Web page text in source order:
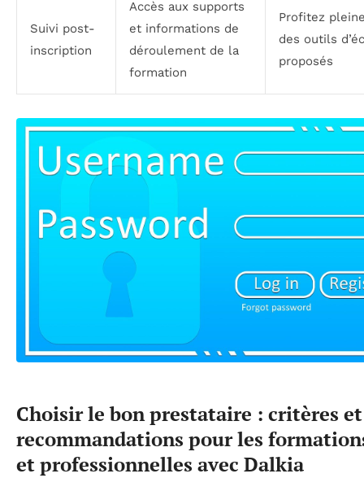
Suivi post-
inscription
Accès aux supports
et informations de
déroulement de la
formation
Profitez
des outils
proposés
Choisir le bon prestataire : critères et
recommandations pour les
et professionnelles avec Dalkia